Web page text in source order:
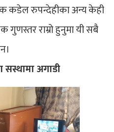
कडेल रुपन्देहीका अन्य केही
गुणस्तर राम्रो हुनुमा यी सबै
सस्थामा अगाडी